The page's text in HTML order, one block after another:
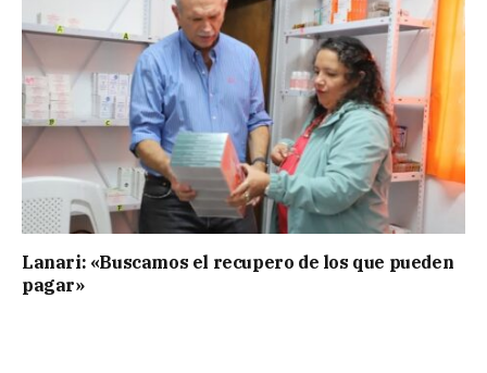
Lanari: «Buscamos el recupero de los que pueden
pagar»